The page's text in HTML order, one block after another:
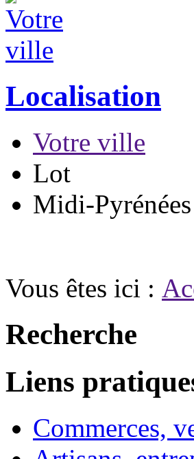
Localisation
Votre ville
Lot
Midi-Pyrénées
Vous êtes ici :
Recherche
Liens
Commerces,